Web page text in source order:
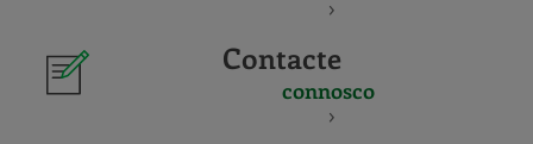
Contacte
connosco